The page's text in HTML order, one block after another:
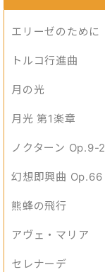
エリーゼのために
トルコ行進曲
月の光
月光 第1楽章
ノクターン Op.9-2
幻想即興曲 Op.66
熊蜂の飛行
アヴェ・マリア
セレナーデ